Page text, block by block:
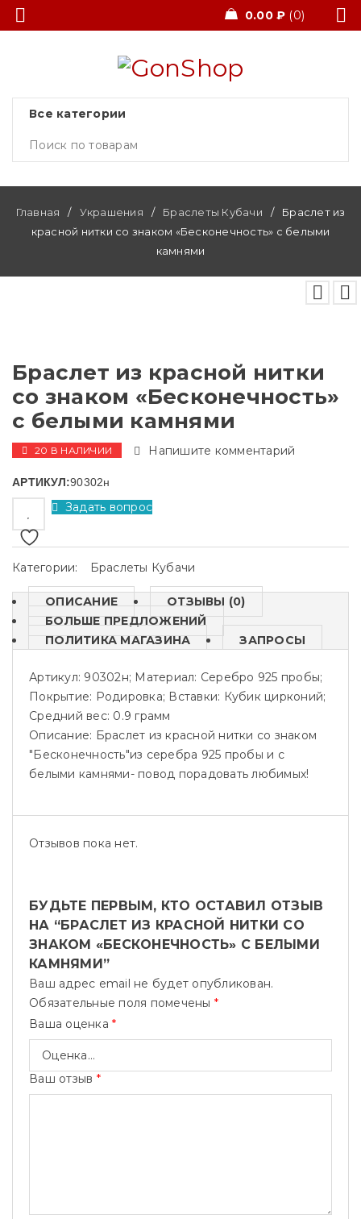
0.00 ₽ 0
Главная / Украшения / Браслеты Кубачи /
Браслет из
красной нитки со знаком «Бесконечность» с белыми
камнями
Браслет из красной нитки
со знаком «Бесконечность»
с белыми камнями
20 В НАЛИЧИИ Напишите комментарий
АРТИКУЛ:90302н
Задать вопрос
Категории: Браслеты Кубачи
ОПИСАНИЕ
ОТЗЫВЫ (0)
БОЛЬШЕ ПРЕДЛОЖЕНИЙ
ПОЛИТИКА МАГАЗИНА
ЗАПРОСЫ
Артикул: 90302н; Материал: Серебро 925 пробы;
Покрытие: Родировка; Вставки: Кубик цирконий;
Средний вес: 0.9 грамм
Описание: Браслет из красной нитки со знаком
"Бесконечность"из серебра 925 пробы и с
белыми камнями- повод порадовать любимых!
Отзывов пока нет.
БУДЬТЕ ПЕРВЫМ, КТО ОСТАВИЛ ОТЗЫВ
НА “БРАСЛЕТ ИЗ КРАСНОЙ НИТКИ СО
ЗНАКОМ «БЕСКОНЕЧНОСТЬ» С БЕЛЫМИ
КАМНЯМИ”
Ваш адрес email не будет опубликован.
Обязательные поля помечены *
Ваша оценка *
Ваш отзыв *